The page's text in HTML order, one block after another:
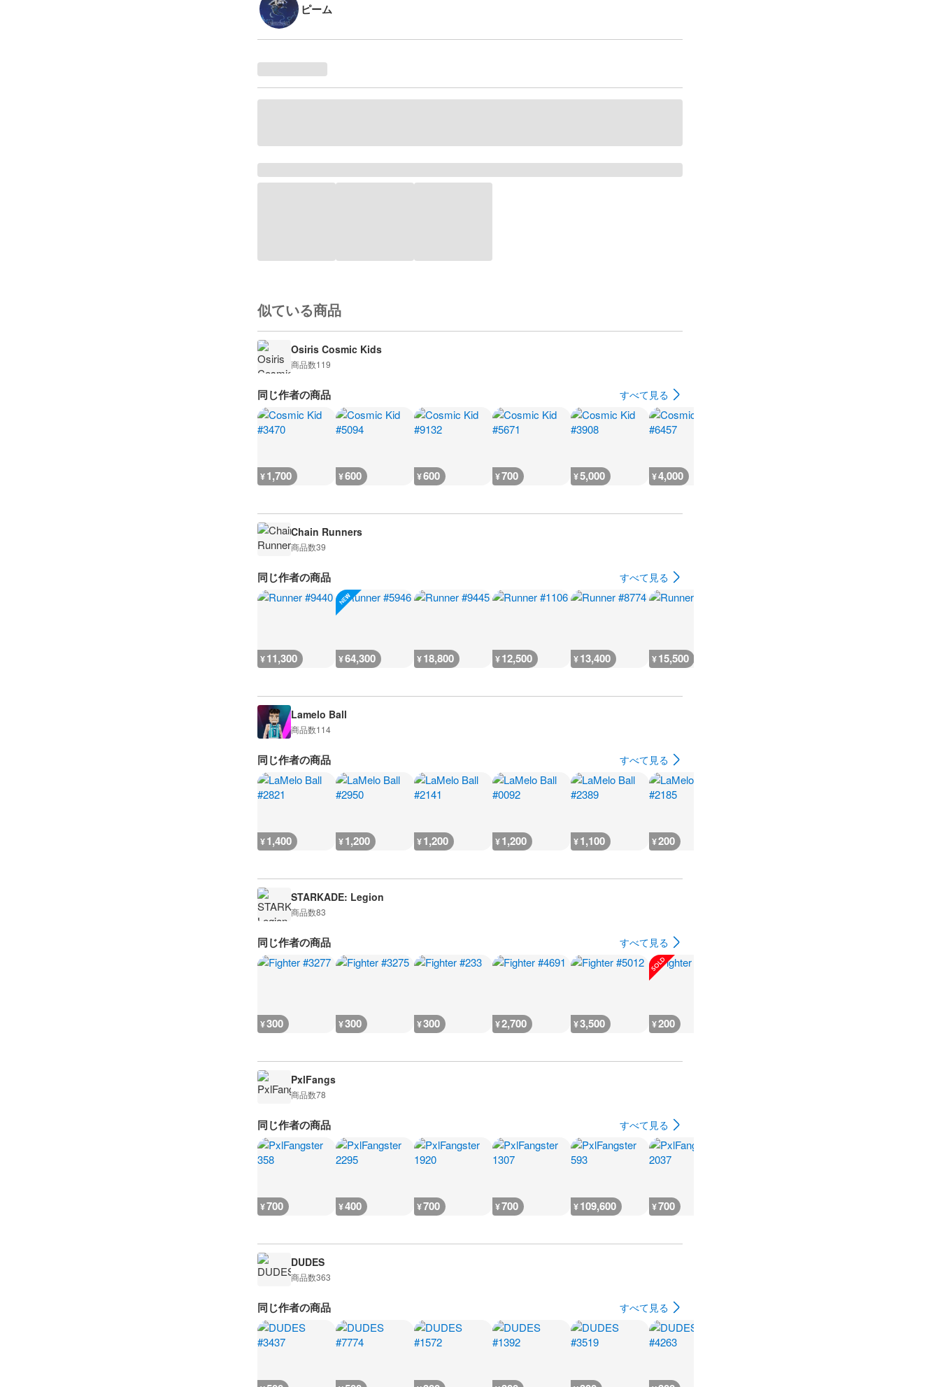
ピーム
似ている商品
Osiris Cosmic Kids
商品数119
同じ作者の商品 すべて見る
¥1,700 ¥600 ¥600 ¥700 ¥5,000 ¥4,000
Chain Runners
商品数39
同じ作者の商品 すべて見る
¥11,300 ¥64,300 ¥18,800 ¥12,500 ¥13,400 ¥15,500
Lamelo Ball
商品数114
同じ作者の商品 すべて見る
¥1,400 ¥1,200 ¥1,200 ¥1,200 ¥1,100 ¥200
STARKADE: Legion
商品数83
同じ作者の商品 すべて見る
¥300 ¥300 ¥300 ¥2,700 ¥3,500 ¥200
PxlFangs
商品数78
同じ作者の商品 すべて見る
¥700 ¥400 ¥700 ¥700 ¥109,600 ¥700
DUDES
商品数363
同じ作者の商品 すべて見る